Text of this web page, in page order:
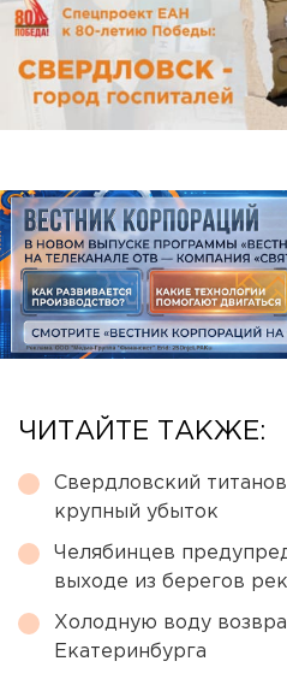
ЧИТАЙТЕ ТАКЖЕ:
Свердловский
крупный убыток
Челябинцев
выходе из берегов
Холодную воду
Екатеринбурга